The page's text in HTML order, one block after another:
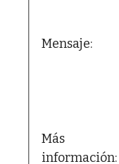
Mensaje:
Más
información: